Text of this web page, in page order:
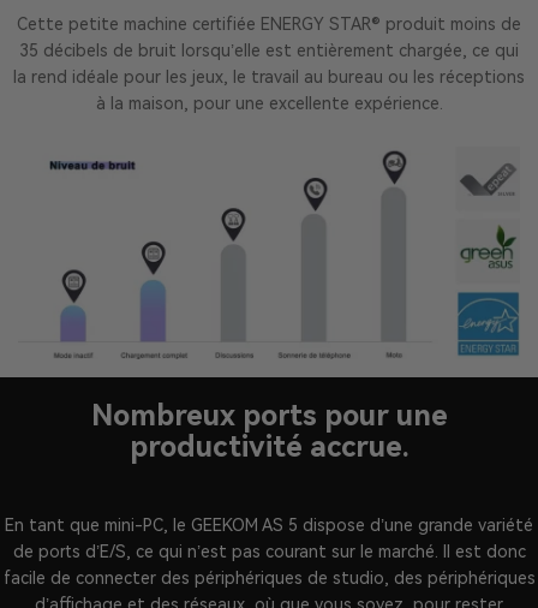
Cette petite machine certifiée ENERGY STAR® produit moins de
35 décibels de bruit lorsqu’elle est entièrement chargée, ce qui
la rend idéale pour les jeux, le travail au bureau ou les réceptions
à la maison, pour une excellente expérience.
Nombreux ports pour une
productivité accrue.
En tant que mini-PC, le GEEKOM AS 5 dispose d’une grande variété
de ports d’E/S, ce qui n’est pas courant sur le marché. Il est donc
facile de connecter des périphériques de studio, des périphériques
d’affichage et des réseaux, où que vous soyez, pour rester